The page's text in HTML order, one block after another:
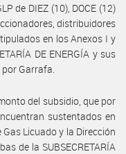
de DIEZ (10), DOCE (12)
distribuidores
en los Anexos I y
DE ENERGÍA y sus
Garrafa.
del subsidio, que por
sustentados en
Licuado y la Dirección
de la SUBSECRETARÍA